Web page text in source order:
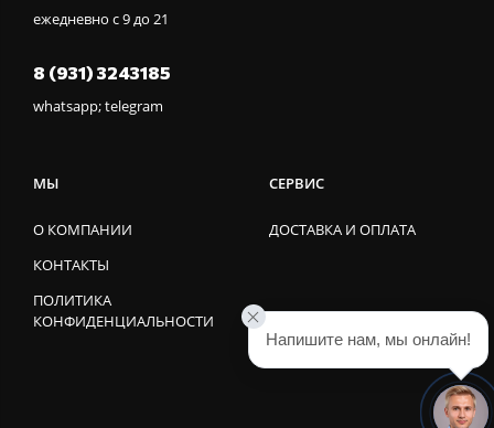
ежедневно с 9 до 21
8 (931) 3243185
whatsapp; telegram
МЫ
О КОМПАНИИ
КОНТАКТЫ
ПОЛИТИКА
КОНФИДЕНЦИАЛЬНОСТИ
СЕРВИС
ДОСТАВКА И ОПЛАТА
Напишите нам, мы онлайн!